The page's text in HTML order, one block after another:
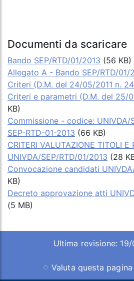
Documenti da scaricare
Bando SEP/RTD/01/2013 (56 KB)
Allegato A - Bando SEP/RTD/01/
Criteri (D.M. del 24/05/2011 n.
Criteri e parametri (D.M. del 25/
KB)
Commissione - codice: UNIVDA/
SEP-RTD-01-2013 (66 KB)
CRITERI VALUTAZIONE TITOLI E
UNIVDA/SEP/RTD/01/2013 (28
Convocazione candidati
KB)
Decreto approvazione atti
(5 MB)
Ultima revisione: 19/
Valuta questa pagina